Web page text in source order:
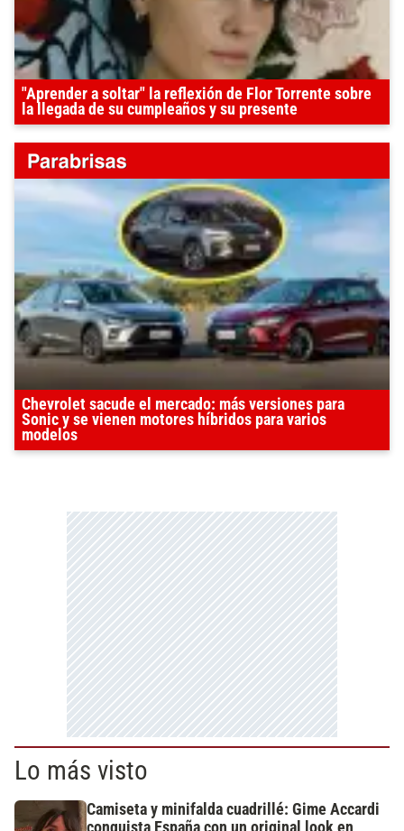
"Aprender a soltar" la reflexión de Flor Torrente sobre
la llegada de su cumpleaños y su presente
Chevrolet sacude el mercado: más versiones para
Sonic y se vienen motores híbridos para varios
modelos
Lo más visto
Camiseta y minifalda cuadrillé: Gime Accardi
conquista España con un original look en